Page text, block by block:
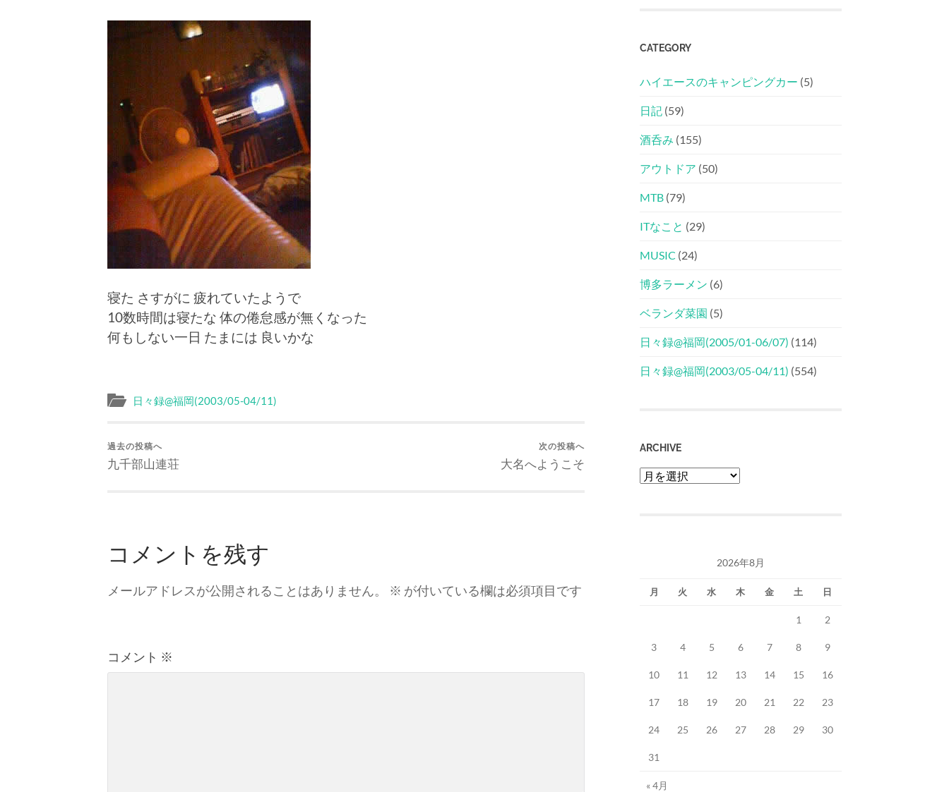
寝た さすがに 疲れていたようで
10数時間は寝たな 体の倦怠感が無くなった
何もしない一日 たまには 良いかな
日々録@福岡(2003/05-04/11)
過去の投稿へ
九千部山連荘
次の投稿へ
大名へようこそ
コメントを残す
メールアドレスが公開されることはありません。 ※ が付いている欄は必須項目です
コメント ※
CATEGORY
ハイエースのキャンピングカー (5)
日記 (59)
酒呑み (155)
アウトドア (50)
MTB (79)
ITなこと (29)
MUSIC (24)
博多ラーメン (6)
ベランダ菜園 (5)
日々録@福岡(2005/01-06/07) (114)
日々録@福岡(2003/05-04/11) (554)
ARCHIVE
Archive
2026年8月
月 火 水 木 金 土 日
1 2
3 4 5 6 7 8 9
10 11 12 13 14 15 16
17 18 19 20 21 22 23
24 25 26 27 28 29 30
31
« 4月